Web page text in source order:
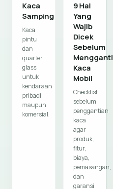
Kaca
Samping
Kaca
pintu
dan
quarter
glass
untuk
kendaraan
pribadi
maupun
komersial.
9 Hal
Yang
Wajib
Dicek
Sebelum
Mengganti
Kaca
Mobil
Checklist
sebelum
penggantian
kaca
agar
produk,
fitur,
biaya,
pemasangan,
dan
garansi